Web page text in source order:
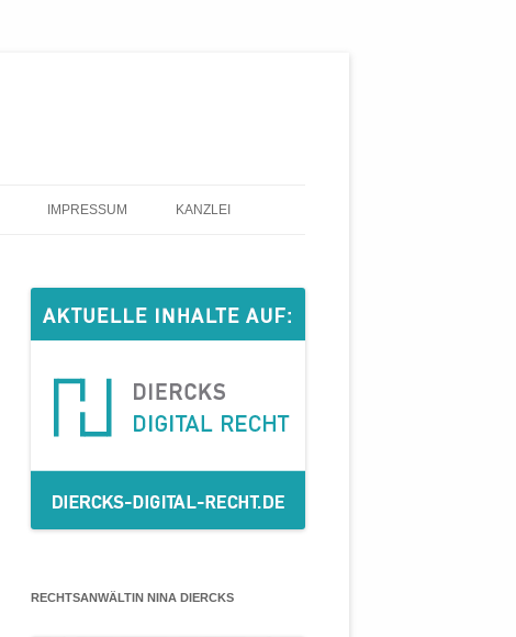
IMPRESSUM KANZLEI
RECHTSANWÄLTIN NINA DIERCKS